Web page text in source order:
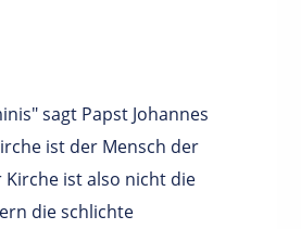
sagt Papst Johannes
ist der Mensch der
Kirche ist also nicht die
die schlichte